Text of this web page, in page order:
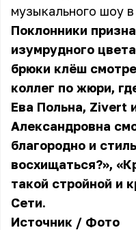
музыкального шоу
Поклонники
изумрудного
брюки клёш
коллег по жюри,
Ева Польна, Zivert
Александровна
благородно и
восхищаться?»,
такой стройной и
Сети.
Источник / Фото